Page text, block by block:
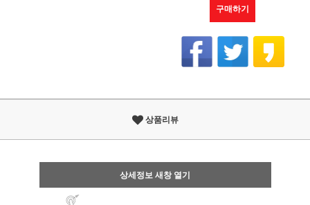
구매하기
상품리뷰
상세정보 새창 열기